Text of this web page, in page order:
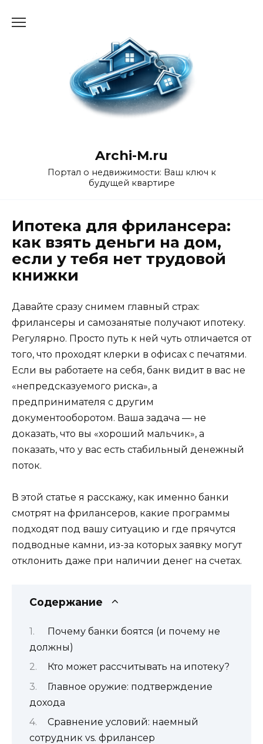
Archi-M.ru
Портал о недвижимости: Ваш ключ к
будущей квартире
Ипотека для фрилансера:
как взять деньги на дом,
если у тебя нет трудовой
книжки
Давайте сразу снимем главный страх:
фрилансеры и самозанятые получают ипотеку.
Регулярно. Просто путь к ней чуть отличается от
того, что проходят клерки в офисах с печатями.
Если вы работаете на себя, банк видит в вас не
«непредсказуемого риска», а
предпринимателя с другим
документооборотом. Ваша задача — не
доказать, что вы «хороший мальчик», а
показать, что у вас есть стабильный денежный
поток.
В этой статье я расскажу, как именно банки
смотрят на фрилансеров, какие программы
подходят под вашу ситуацию и где прячутся
подводные камни, из-за которых заявку могут
отклонить даже при наличии денег на счетах.
Содержание
Почему банки боятся (и почему не
должны)
Кто может рассчитывать на ипотеку?
Главное оружие: подтверждение
дохода
Сравнение условий: наемный
сотрудник vs. фрилансер